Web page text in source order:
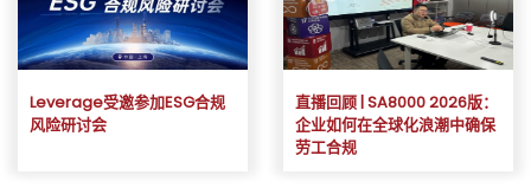
Leverage受邀参加ESG合规
风险研讨会
直播回顾 | SA8000 2026版：
企业如何在全球化浪潮中确保
劳工合规